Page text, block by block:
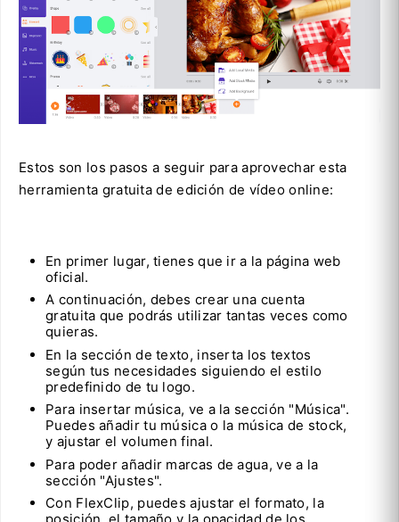
Estos son los pasos a seguir para aprovechar esta
herramienta gratuita de edición de vídeo online:
En primer lugar, tienes que ir a la página web
oficial.
A continuación, debes crear una cuenta
gratuita que podrás utilizar tantas veces como
quieras.
En la sección de texto, inserta los textos
según tus necesidades siguiendo el estilo
predefinido de tu logo.
Para insertar música, ve a la sección "Música".
Puedes añadir tu música o la música de stock,
y ajustar el volumen final.
Para poder añadir marcas de agua, ve a la
sección "Ajustes".
Con FlexClip, puedes ajustar el formato, la